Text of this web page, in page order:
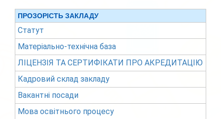
ПРОЗОРІСТЬ ЗАКЛАДУ
Статут
Матеріально-технічна база
ЛІЦЕНЗІЯ ТА СЕРТИФІКАТИ ПРО АКРЕДИТАЦІЮ
Кадровий склад закладу
Вакантні посади
Мова освітнього процесу